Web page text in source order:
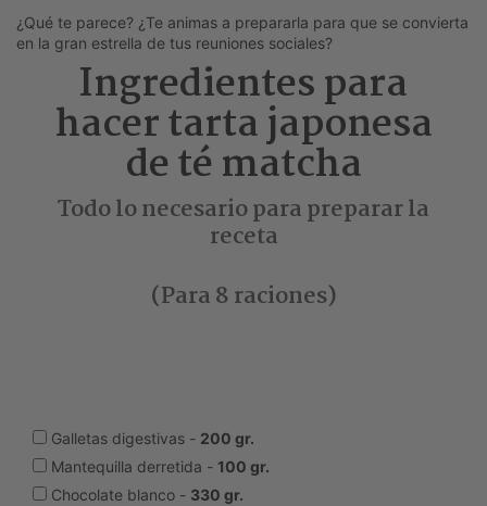
¿Qué te parece? ¿Te animas a prepararla para que se convierta
en la gran estrella de tus reuniones sociales?
Ingredientes para
hacer tarta japonesa
de té matcha
Todo lo necesario para preparar la
receta
(Para 8 raciones)
Galletas digestivas - 200 gr.
Mantequilla derretida - 100 gr.
Chocolate blanco - 330 gr.